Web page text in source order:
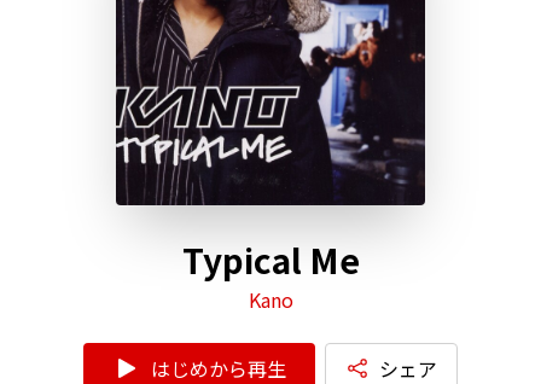
Typical Me
Kano
はじめから再生 シェア